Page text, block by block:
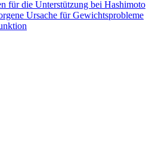
für die Unterstützung bei Hashimoto
Ursache für Gewichtsprobleme